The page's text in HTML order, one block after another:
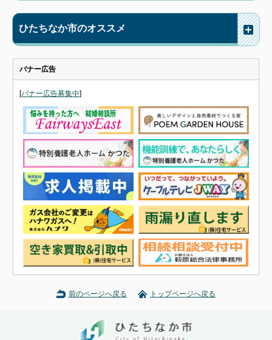
ひたちなか市のオススメ
バナー広告
[バナー広告募集中]
前のページへ戻る トップページへ戻る